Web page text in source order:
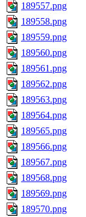
189557.png
189558.png
189559.png
189560.png
189561.png
189562.png
189563.png
189564.png
189565.png
189566.png
189567.png
189568.png
189569.png
189570.png